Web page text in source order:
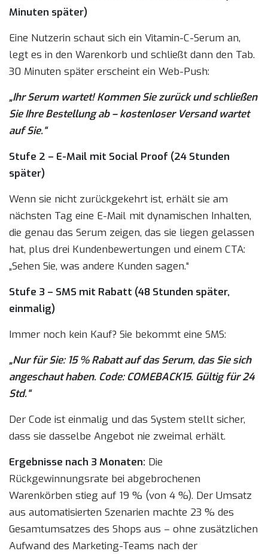
Minuten später)
Eine Nutzerin schaut sich ein Vitamin-C-Serum an,
legt es in den Warenkorb und schließt dann den Tab.
30 Minuten später erscheint ein Web-Push:
„Ihr Serum wartet! Kommen Sie zurück und schließen
Sie Ihre Bestellung ab – kostenloser Versand wartet
auf Sie.“
Stufe 2 – E-Mail mit Social Proof (24 Stunden
später)
Wenn sie nicht zurückgekehrt ist, erhält sie am
nächsten Tag eine E-Mail mit dynamischen Inhalten,
die genau das Serum zeigen, das sie liegen gelassen
hat, plus drei Kundenbewertungen und einem CTA:
„Sehen Sie, was andere Kunden sagen.“
Stufe 3 – SMS mit Rabatt (48 Stunden später,
einmalig)
Immer noch kein Kauf? Sie bekommt eine SMS:
„Nur für Sie: 15 % Rabatt auf das Serum, das Sie sich
angeschaut haben. Code: COMEBACK15. Gültig für 24
Std.“
Der Code ist einmalig und das System stellt sicher,
dass sie dasselbe Angebot nie zweimal erhält.
Ergebnisse nach 3 Monaten: Die
Rückgewinnungsrate bei abgebrochenen
Warenkörben stieg auf 19 % (von 4 %). Der Umsatz
aus automatisierten Szenarien machte 23 % des
Gesamtumsatzes des Shops aus – ohne zusätzlichen
Aufwand des Marketing-Teams nach der